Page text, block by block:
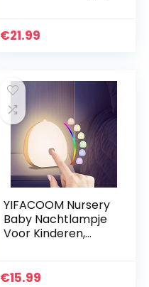
Siliconen
€21.99
YIFACOOM Nursery
Baby Nachtlampje
Voor Kinderen,
Kindenachtlampje,
€15.99